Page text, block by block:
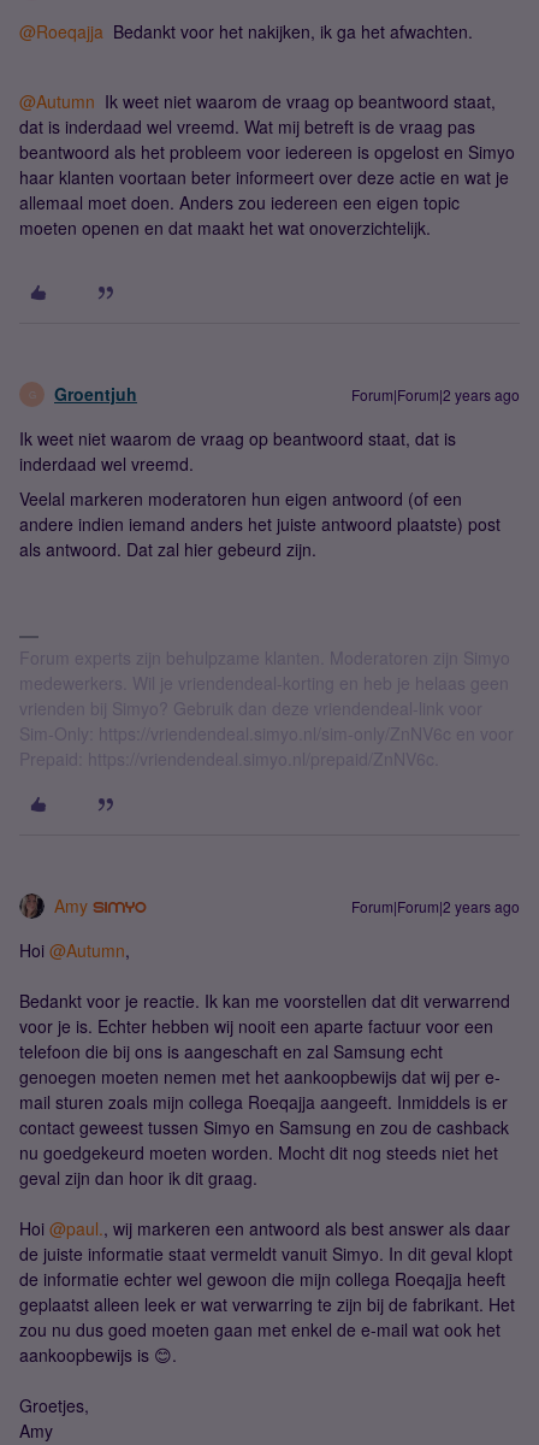
@Roeqajja Bedankt voor het nakijken, ik ga het afwachten.
@Autumn Ik weet niet waarom de vraag op beantwoord staat,
dat is inderdaad wel vreemd. Wat mij betreft is de vraag pas
beantwoord als het probleem voor iedereen is opgelost en Simyo
haar klanten voortaan beter informeert over deze actie en wat je
allemaal moet doen. Anders zou iedereen een eigen topic
moeten openen en dat maakt het wat onoverzichtelijk.
G Groentjuh Forum|Forum|2 years ago
Ik weet niet waarom de vraag op beantwoord staat, dat is
inderdaad wel vreemd.
Veelal markeren moderatoren hun eigen antwoord (of een
andere indien iemand anders het juiste antwoord plaatste) post
als antwoord. Dat zal hier gebeurd zijn.
Forum experts zijn behulpzame klanten. Moderatoren zijn Simyo
medewerkers. Wil je vriendendeal-korting en heb je helaas geen
vrienden bij Simyo? Gebruik dan deze vriendendeal-link voor
Sim-Only: https://vriendendeal.simyo.nl/sim-only/ZnNV6c en voor
Prepaid: https://vriendendeal.simyo.nl/prepaid/ZnNV6c.
Amy Forum|Forum|2 years ago
Hoi @Autumn,
Bedankt voor je reactie. Ik kan me voorstellen dat dit verwarrend
voor je is. Echter hebben wij nooit een aparte factuur voor een
telefoon die bij ons is aangeschaft en zal Samsung echt
genoegen moeten nemen met het aankoopbewijs dat wij per e-
mail sturen zoals mijn collega Roeqajja aangeeft. Inmiddels is er
contact geweest tussen Simyo en Samsung en zou de cashback
nu goedgekeurd moeten worden. Mocht dit nog steeds niet het
geval zijn dan hoor ik dit graag.
Hoi @paul., wij markeren een antwoord als best answer als daar
de juiste informatie staat vermeldt vanuit Simyo. In dit geval klopt
de informatie echter wel gewoon die mijn collega Roeqajja heeft
geplaatst alleen leek er wat verwarring te zijn bij de fabrikant. Het
zou nu dus goed moeten gaan met enkel de e-mail wat ook het
aankoopbewijs is 😊.
Groetjes,
Amy